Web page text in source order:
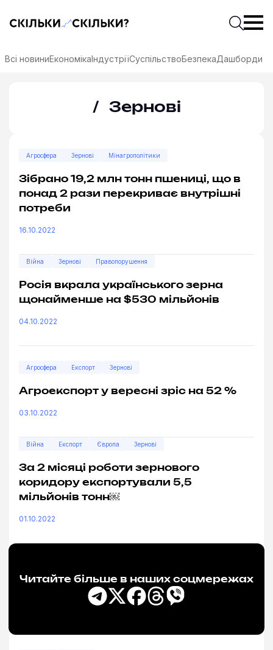
Скільки-скільки? — Медіа про суспільні даніПочати
Всі новиниЕкономікаІндустріїСуспільствоБезпекаДашборди
Зернові—
Агросфера Зернові Мінагрополітики
Зібрано 19,2 млн тонн пшениці, що в
понад 2 рази перекриває внутрішні
потреби
16.10.2022
Війна Зернові Правопорушення
Росія вкрала українського зерна
щонайменше на $530 мільйонів
04.10.2022
Агросфера Експорт Зернові
Агроекспорт у вересні зріс на 52 %
03.10.2022
Війна Експорт Європа Зернові
За 2 місяці роботи зернового
коридору експортували 5,5
мільйонів тонн￼
01.10.2022
Читайте більше в наших соцмережах